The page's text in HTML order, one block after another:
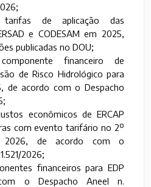
tarifas de aplicação das
e CODESAM em 2025,
publicadas no DOU;
financeiro de
de Risco Hidrológico para
de acordo com o Despacho
econômicos de ERCAP
com evento tarifário no 2º
2026, de acordo com o
2026;
financeiros para EDP
o Despacho Aneel n.